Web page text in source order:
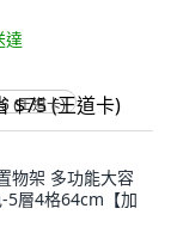
達
(王道卡)
物架 多功能大容
5層4格64cm【加